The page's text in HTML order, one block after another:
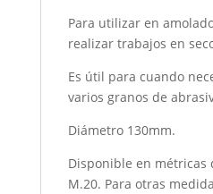
Para utilizar en
realizar trabajos en
Es útil para cuando
varios granos de
Diámetro 130mm.
Disponible en métricas
M.20. Para otras